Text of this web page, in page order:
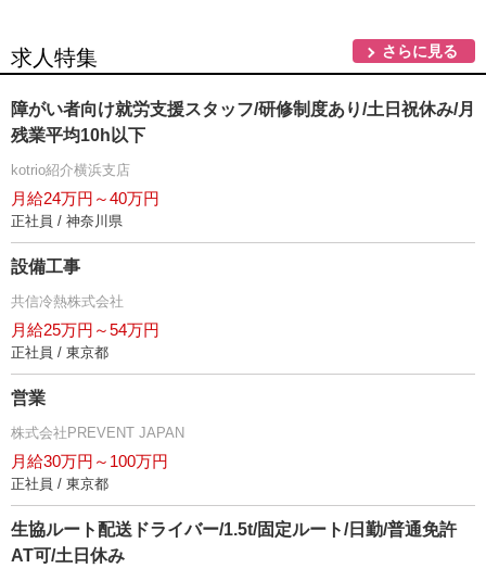
求人特集 さらに見る
障がい者向け就労支援スタッフ/研修制度あり/土日祝休み/月
残業平均10h以下
kotrio紹介横浜支店
月給24万円～40万円
正社員 / 神奈川県
設備工事
共信冷熱株式会社
月給25万円～54万円
正社員 / 東京都
営業
株式会社PREVENT JAPAN
月給30万円～100万円
正社員 / 東京都
生協ルート配送ドライバー/1.5t/固定ルート/日勤/普通免許
AT可/土日休み